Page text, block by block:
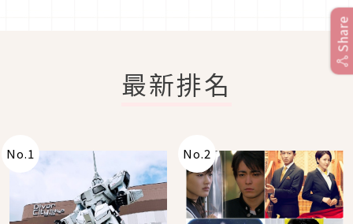
最新排名
No.1 No.2
Share